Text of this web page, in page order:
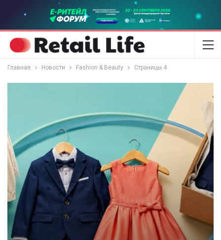
Главная Новости Fashion & Beauty Страницы 4